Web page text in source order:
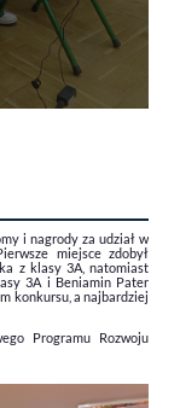
i nagrody za udział w
miejsce zdobył
z klasy 3A, natomiast
3A i Beniamin Pater
konkursu, a najbardziej
Programu Rozwoju